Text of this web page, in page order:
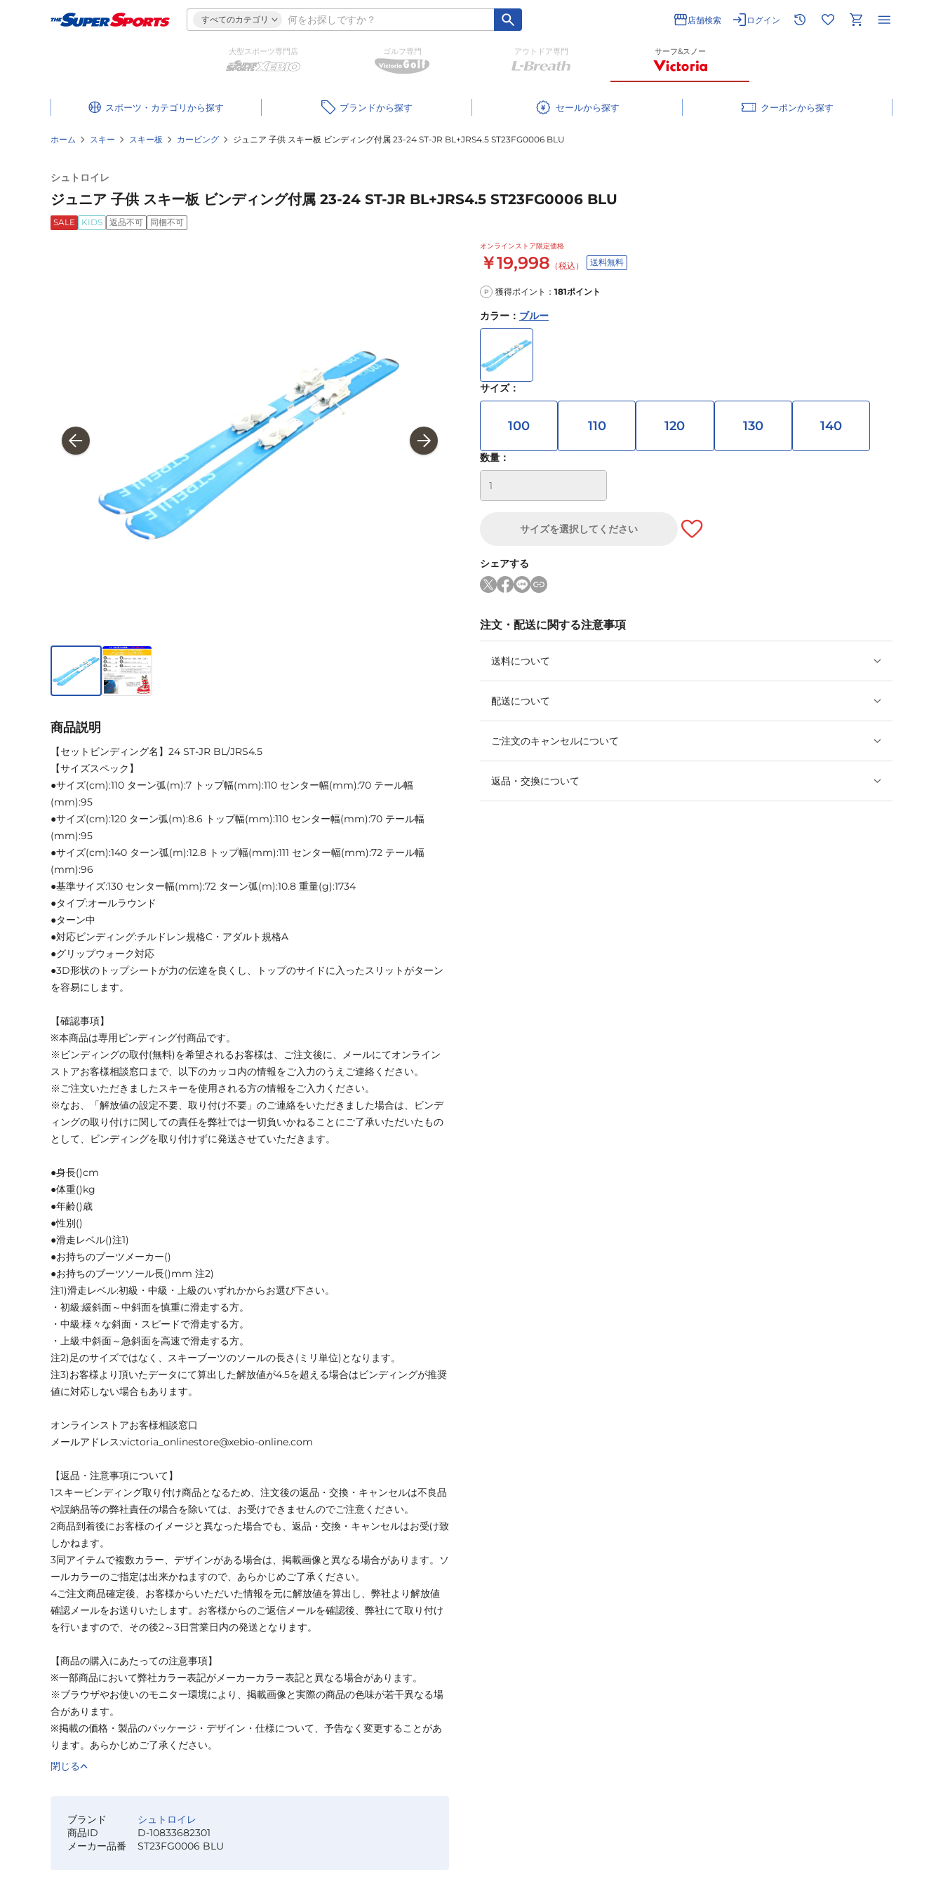
すべてのカテゴリ 店舗検索 ログイン
大型スポーツ専門店 ゴルフ専門 アウトドア専門 サーフ&スノー
スポーツ・カテゴリ ブランド セール クーポン
ホーム スキー スキー板 カービング ジュニア 子供 スキー板 ビンディング付属 23‐24 ST‐JR BL+JRS4.5 ST23FG0006 BLU
シュトロイレ
ジュニア 子供 スキー板 ビンディング付属 23‐24 ST‐JR BL+JRS4.5 ST23FG0006 BLU
SALE KIDS 返品不可 同梱不可
オンラインストア限定価格
￥19,998 （税込） 送料無料
P 獲得ポイント： 181ポイント
カラー ： ブルー
サイズ：
100 110 120 130 140
数量：
サイズを選択してください
シェアする
注文・配送に関する注意事項
送料について
配送について
ご注文のキャンセルについて
返品・交換について
商品説明
【セットビンディング名】24 ST‐JR BL/JRS4.5
【サイズスペック】
●サイズ(cm):110 ターン弧(m):7 トップ幅(mm):110 センター幅(mm):70 テール幅
(mm):95
●サイズ(cm):120 ターン弧(m):8.6 トップ幅(mm):110 センター幅(mm):70 テール幅
(mm):95
●サイズ(cm):140 ターン弧(m):12.8 トップ幅(mm):111 センター幅(mm):72 テール幅
(mm):96
●基準サイズ:130 センター幅(mm):72 ターン弧(m):10.8 重量(g):1734
●タイプ:オールラウンド
●ターン中
●対応ビンディング:チルドレン規格C・アダルト規格A
●グリップウォーク対応
●3D形状のトップシートが力の伝達を良くし、トップのサイドに入ったスリットがターン
を容易にします。
【確認事項】
※本商品は専用ビンディング付商品です。
※ビンディングの取付(無料)を希望されるお客様は、ご注文後に、メールにてオンライン
ストアお客様相談窓口まで、以下のカッコ内の情報をご入力のうえご連絡ください。
※ご注文いただきましたスキーを使用される方の情報をご入力ください。
※なお、「解放値の設定不要、取り付け不要」のご連絡をいただきました場合は、ビンデ
ィングの取り付けに関しての責任を弊社では一切負いかねることにご了承いただいたもの
として、ビンディングを取り付けずに発送させていただきます。
●身長()cm
●体重()kg
●年齢()歳
●性別()
●滑走レベル()注1)
●お持ちのブーツメーカー()
●お持ちのブーツソール長()mm 注2)
注1)滑走レベル:初級・中級・上級のいずれかからお選び下さい。
・初級:緩斜面～中斜面を慎重に滑走する方。
・中級:様々な斜面・スピードで滑走する方。
・上級:中斜面～急斜面を高速で滑走する方。
注2)足のサイズではなく、スキーブーツのソールの長さ(ミリ単位)となります。
注3)お客様より頂いたデータにて算出した解放値が4.5を超える場合はビンディングが推奨
値に対応しない場合もあります。
オンラインストアお客様相談窓口
メールアドレス:victoria_onlinestore@xebio‐online.com
【返品・注意事項について】
1スキービンディング取り付け商品となるため、注文後の返品・交換・キャンセルは不良品
や誤納品等の弊社責任の場合を除いては、お受けできませんのでご注意ください。
2商品到着後にお客様のイメージと異なった場合でも、返品・交換・キャンセルはお受け致
しかねます。
3同アイテムで複数カラー、デザインがある場合は、掲載画像と異なる場合があります。ソ
ールカラーのご指定は出来かねますので、あらかじめご了承ください。
4ご注文商品確定後、お客様からいただいた情報を元に解放値を算出し、弊社より解放値
確認メールをお送りいたします。お客様からのご返信メールを確認後、弊社にて取り付け
を行いますので、その後2～3日営業日内の発送となります。
【商品の購入にあたっての注意事項】
※一部商品において弊社カラー表記がメーカーカラー表記と異なる場合があります。
※ブラウザやお使いのモニター環境により、掲載画像と実際の商品の色味が若干異なる場
合があります。
※掲載の価格・製品のパッケージ・デザイン・仕様について、予告なく変更することがあ
ります。あらかじめご了承ください。
閉じる
ブランド
シュトロイレ
商品ID
D-10833682301
メーカー品番
ST23FG0006 BLU